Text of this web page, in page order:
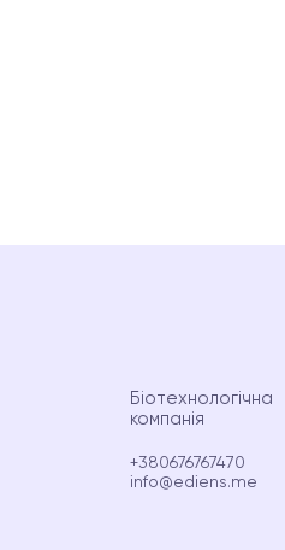
Біотехнологічна
компанія
+380676767470
info@ediens.me